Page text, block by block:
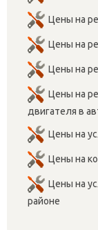
Цены на
Цены на
Цены на
Цены на
двигателя в
Цены на
Цены на
Цены на
районе